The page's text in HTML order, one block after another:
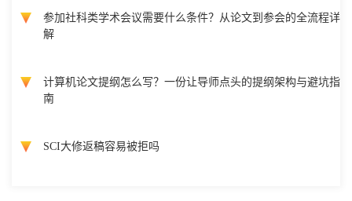
参加社科类学术会议需要什么条件？从论文到参会的全流程详
解
计算机论文提纲怎么写？一份让导师点头的提纲架构与避坑指
南
SCI大修返稿容易被拒吗